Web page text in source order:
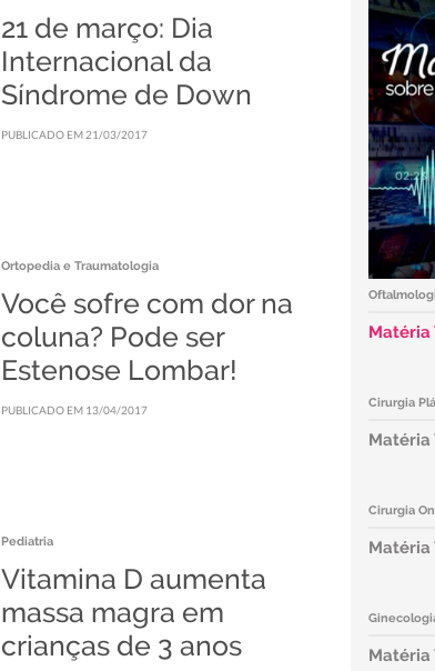
21 de março: Dia
Internacional da
Síndrome de Down
PUBLICADO EM 21/03/2017
Ortopedia e Traumatologia
Você sofre com dor na
coluna? Pode ser
Estenose Lombar!
PUBLICADO EM 13/04/2017
Pediatria
Vitamina D aumenta
massa magra em
crianças de 3 anos
Matéria
Cirurgia
Matéria
Cirurgia
Matéria
Matéria